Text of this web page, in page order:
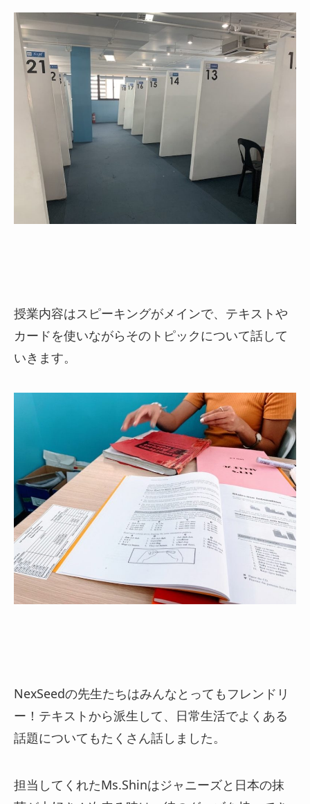
授業内容はスピーキングがメインで、テキストや
カードを使いながらそのトピックについて話して
いきます。
NexSeedの先生たちはみんなとってもフレンドリ
ー！テキストから派生して、日常生活でよくある
話題についてもたくさん話しました。
担当してくれたMs.Shinはジャニーズと日本の抹